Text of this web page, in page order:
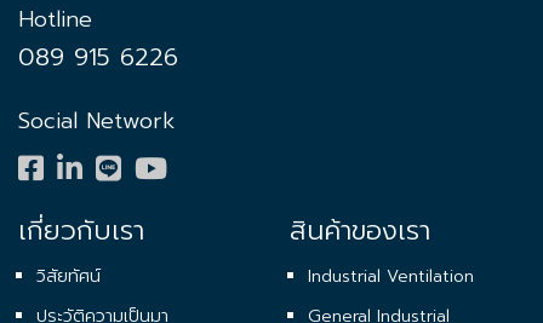
Hotline
089 915 6226
Social Network
เกี่ยวกับเรา
วิสัยทัศน์
ประวัติความเป็นมา
สินค้าของเรา
Industrial Ventilation
General Industrial